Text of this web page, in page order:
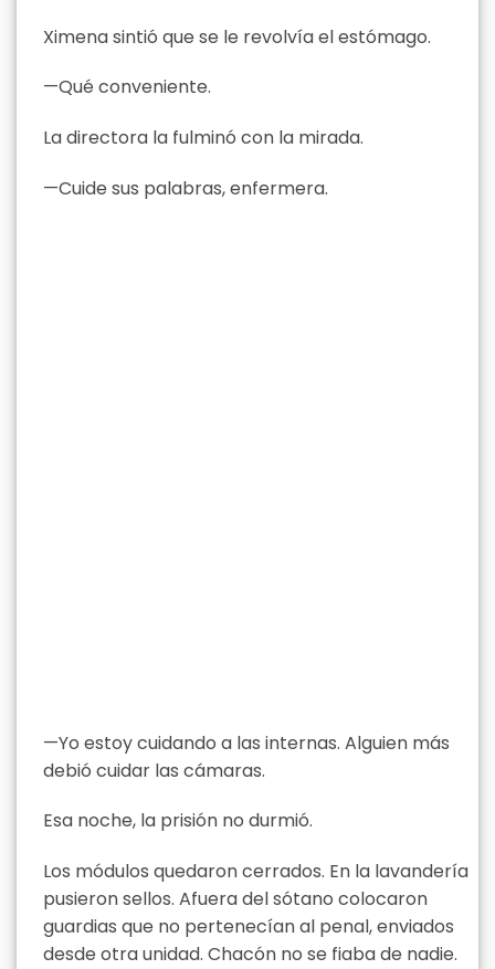
Ximena sintió que se le revolvía el estómago.
—Qué conveniente.
La directora la fulminó con la mirada.
—Cuide sus palabras, enfermera.
—Yo estoy cuidando a las internas. Alguien más
debió cuidar las cámaras.
Esa noche, la prisión no durmió.
Los módulos quedaron cerrados. En la lavandería
pusieron sellos. Afuera del sótano colocaron
guardias que no pertenecían al penal, enviados
desde otra unidad. Chacón no se fiaba de nadie.